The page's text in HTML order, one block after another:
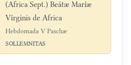
(Africa Sept.) Beátæ Maríæ
Vírginis de Africa
Hebdomada V Paschæ
SOLLEMNITAS